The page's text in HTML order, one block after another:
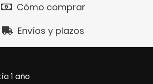
Cómo comprar
Envíos y plazos
1 año